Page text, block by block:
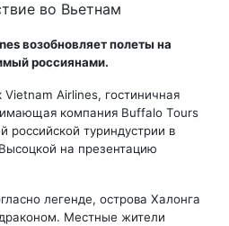
возобновляет полеты на
россиянами.
Airlines, гостиничная
компания Buffalo Tours
российской туриндустрии в
на презентацию
легенде, острова Халонга
Местные жители